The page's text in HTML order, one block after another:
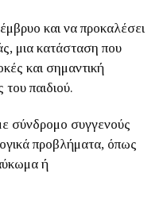
και να προκαλέσει
μια κατάσταση που
και σημαντική
παιδιού.
σύνδρομο συγγενούς
προβλήματα, όπως
ή